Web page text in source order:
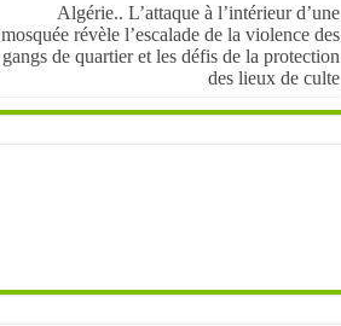
Algérie.. L’attaque à l’intérieur d’une
mosquée révèle l’escalade de la violence des
gangs de quartier et les défis de la protection
des lieux de culte